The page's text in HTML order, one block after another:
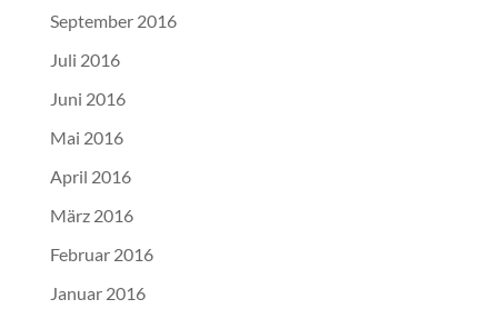
September 2016
Juli 2016
Juni 2016
Mai 2016
April 2016
März 2016
Februar 2016
Januar 2016